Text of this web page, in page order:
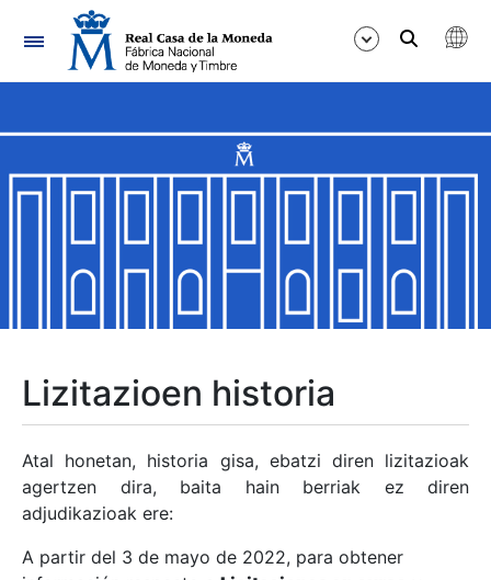
Nabigazioa
Erakutsi/Ezkutatu
Erakutsi/Ezkutatu
Erakutsi/Ezkutatu
Erakutsi/Ezkutatu
Erakutsi/Ezkutatu
Lizitazioen historia
Atal honetan, historia gisa, ebatzi diren lizitazioak
agertzen dira, baita hain berriak ez diren
adjudikazioak ere:
A partir del 3 de mayo de 2022, para obtener